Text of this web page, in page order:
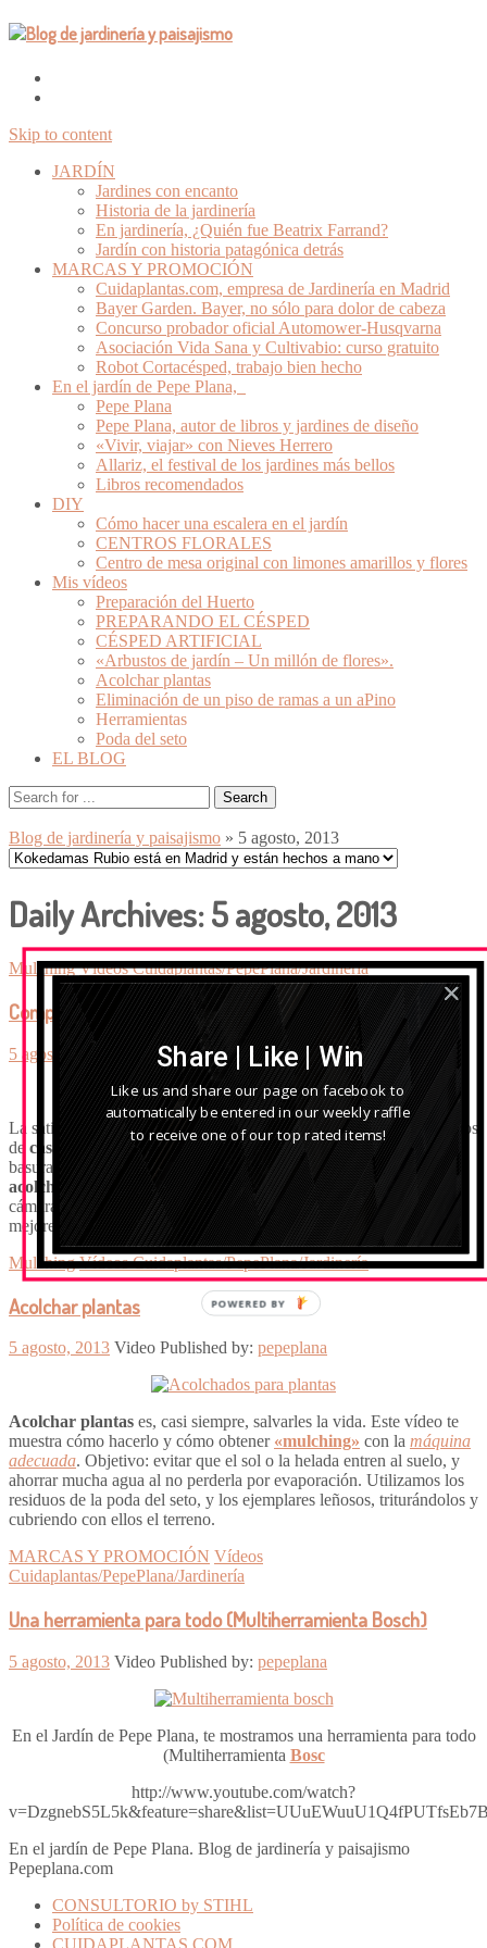
Skip to content
JARDÍN
Jardines con encanto
Historia de la jardinería
En jardinería, ¿Quién fue Beatrix Farrand?
Jardín con historia patagónica detrás
MARCAS Y PROMOCIÓN
Cuidaplantas.com, empresa de Jardinería en Madrid
Bayer Garden. Bayer, no sólo para dolor de cabeza
Concurso probador oficial Automower-Husqvarna
Asociación Vida Sana y Cultivabio: curso gratuito
Robot Cortacésped, trabajo bien hecho
En el jardín de Pepe Plana,
Pepe Plana
Pepe Plana, autor de libros y jardines de diseño
«Vivir, viajar» con Nieves Herrero
Allariz, el festival de los jardines más bellos
Libros recomendados
DIY
Cómo hacer una escalera en el jardín
CENTROS FLORALES
Centro de mesa original con limones amarillos y flores
Mis vídeos
Preparación del Huerto
PREPARANDO EL CÉSPED
CÉSPED ARTIFICIAL
«Arbustos de jardín – Un millón de flores».
Acolchar plantas
Eliminación de un piso de ramas a un aPino
Herramientas
Poda del seto
EL BLOG
Blog de jardinería y paisajismo » 5 agosto, 2013
Daily Archives:5 agosto, 2013
Mulching Vídeos Cuidaplantas/PepePlana/Jardinería
Compost doméstico
5 agosto, 2013 Video Published by:pepeplana
La satisfacción que produce obtener compost
a partir de los residuos
de casa y jardín, es difícilmente descriptible. Lo que sólo eran
basuras se convierten en un producto rico y apto para
abonar,
acolchar, proteger suelos.. . En este vídeo, lo realizamos ante las
cámaras y explicamos su fundamento y técnica. Utilizamos los
mejores productos y maquinaria del mercado.
Mulching Vídeos Cuidaplantas/PepePlana/Jardinería
Acolchar plantas
5 agosto, 2013 Video Published by: pepeplana
Acolchar plantas es, casi siempre, salvarles la vida. Este vídeo te
muestra cómo hacerlo y cómo obtener «mulching» con la máquina
adecuada. Objetivo: evitar que el sol o la helada entren al suelo, y
ahorrar mucha agua al no perderla por evaporación. Utilizamos los
residuos de la poda del seto, y los ejemplares leñosos, triturándolos y
cubriendo con ellos el terreno.
MARCAS Y PROMOCIÓN Vídeos
Cuidaplantas/PepePlana/Jardinería
Una herramienta para todo (Multiherramienta Bosch)
5 agosto, 2013 Video Published by: pepeplana
En el Jardín de Pepe Plana, te mostramos una herramienta para todo
(Multiherramienta Bosc
http://www.youtube.com/watch?
En el jardín de Pepe Plana. Blog de jardinería y paisajismo
Pepeplana.com
CONSULTORIO by STIHL
Política de cookies
CUIDAPLANTAS.COM
Share | Like | Win
Like us and share our page on facebook to
automatically be entered in our weekly raffle
to receive one of our top rated items!
POWERED BY